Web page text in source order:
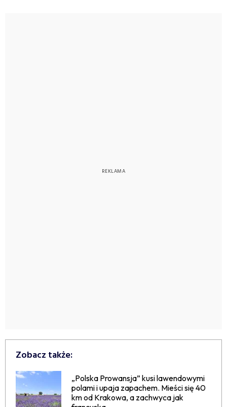
Zobacz także:
„Polska Prowansja” kusi lawendowymi
polami i upaja zapachem. Mieści się 40
km od Krakowa, a zachwyca jak